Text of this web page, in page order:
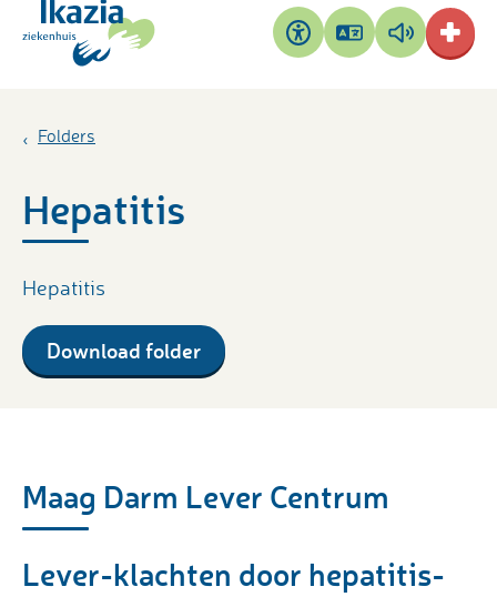
Toegankelijkheid
Pagina
vertalen
Pagina
voorlezen
Folders
Hepatitis
Hepatitis
Download folder
Maag Darm Lever Centrum
Lever-klachten door hepatitis-